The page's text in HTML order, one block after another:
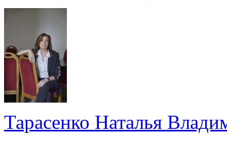
Тарасенко Наталья